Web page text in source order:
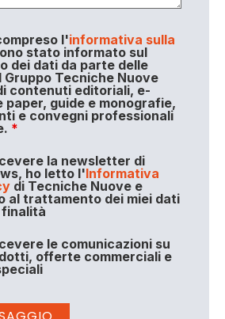
l'informativa sulla
stato informato sul
dei dati da parte delle
Gruppo Tecniche Nuove
contenuti editoriali, e-
paper, guide e monografie,
e convegni professionali
*
la newsletter di
ho letto l'Informativa
di Tecniche Nuove e
al trattamento dei miei dati
le comunicazioni su
offerte commerciali e